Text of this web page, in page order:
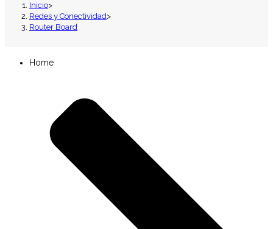
Inicio>
Redes y Conectividad>
Router Board
Home